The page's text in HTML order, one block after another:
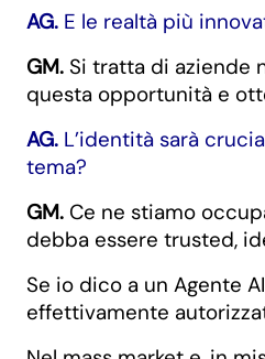
AG. E le realtà più
GM. Si tratta di aziende
questa opportunità e
AG. L’identità sarà
tema?
GM. Ce ne stiamo
debba essere trusted,
Se io dico a un Agente
effettivamente